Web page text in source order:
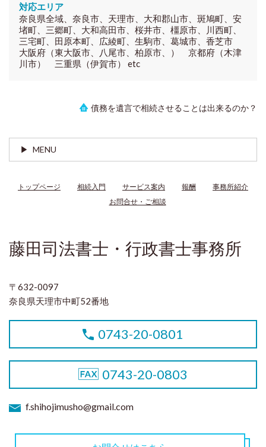
対応エリア
奈良県全域、奈良市、天理市、大和郡山市、斑鳩町、安
堵町、三郷町、大和高田市、桜井市、橿原市、川西町、
三宅町、田原本町、広綾町、生駒市、葛城市、香芝市
大阪府（東大阪市、八尾市、柏原市、） 京都府（木津
川市） 三重県（伊賀市） etc
債務を遺言で相続させることは出来るのか？
MENU
トップページ 相続入門 サービス案内 報酬
事務所紹介
お問合せ・ご相談
藤田司法書士・行政書士事務所
〒632-0097
奈良県天理市中町52番地
0743-20-0801
0743-20-0803
f.shihojimusho@gmail.com